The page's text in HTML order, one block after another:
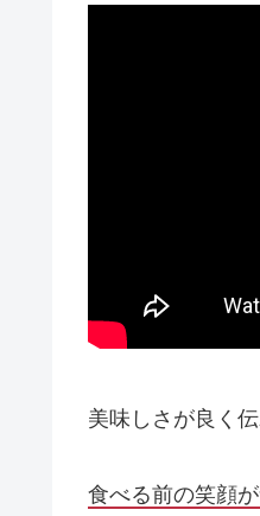
美味しさが良く
食べる前の笑顔